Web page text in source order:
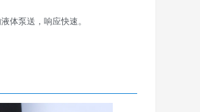
体泵送，响应快速。